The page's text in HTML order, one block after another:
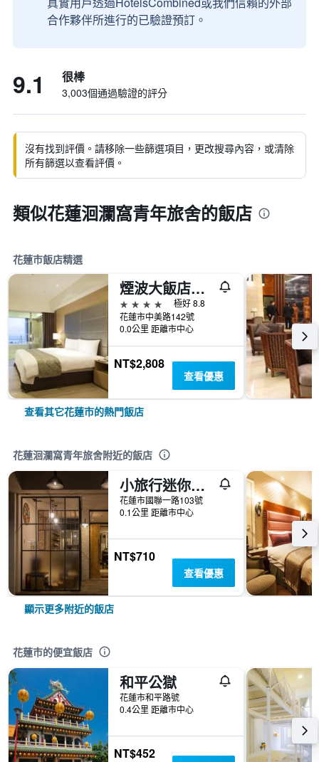
合作夥伴所進行的已驗證預訂。
9.1 很棒
3,003個通過驗證的評分
沒有找到評價。請移除一些篩選項目，更改搜尋內容，或清除
所有篩選以查看評價。
類似花蓮洄瀾窩青年旅舍的飯店
花蓮市飯店精選
煙波大飯店花蓮館
4星級
極好 8.8
花蓮市中美路142號
0.0公里 距離市中心
NT$2,808
查看優惠
查看其它花蓮市的熱門飯店
花蓮洄瀾窩青年旅舍附近的飯店
小旅行迷你公寓
花蓮市國聯一路103號
0.1公里 距離市中心
NT$710
查看優惠
顯示更多附近的飯店
花蓮市的便宜飯店
和平公獄
花蓮市和平路號
0.4公里 距離市中心
NT$452